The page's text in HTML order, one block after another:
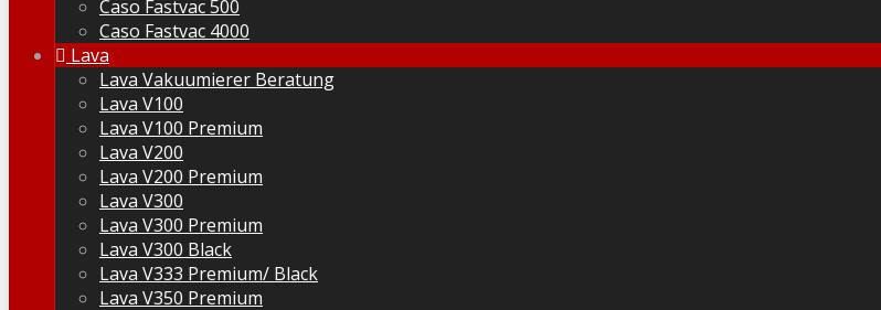
Caso Fastvac 500
Caso Fastvac 4000
Lava
Lava Vakuumierer Beratung
Lava V100
Lava V100 Premium
Lava V200
Lava V200 Premium
Lava V300
Lava V300 Premium
Lava V300 Black
Lava V333 Premium/ Black
Lava V350 Premium